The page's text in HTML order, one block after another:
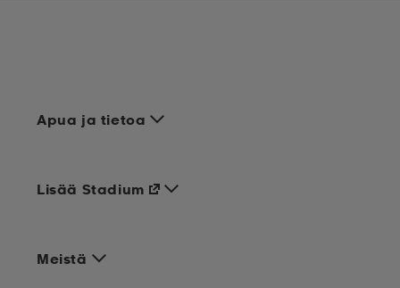
Apua ja tietoa
Meistä
Lisää Stadium